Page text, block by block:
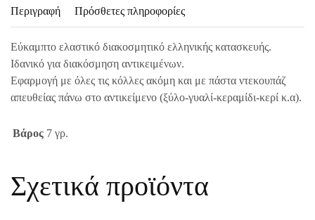
Περιγραφή Πρόσθετες πληροφορίες
Εύκαμπτο ελαστικό διακοσμητικό ελληνικής κατασκευής.
Ιδανικό για διακόσμηση αντικειμένων.
Εφαρμογή με όλες τις κόλλες ακόμη και με πάστα ντεκουπάζ
απευθείας πάνω στο αντικείμενο (ξύλο-γυαλί-κεραμίδι-κερί κ.α).
Βάρος 7 γρ.
Σχετικά προϊόντα